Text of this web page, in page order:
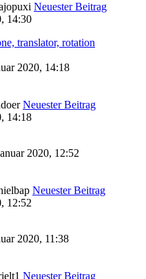
Neuester Beitrag
14:30
translator, rotation
2020, 14:18
Neuester Beitrag
14:18
2020, 12:52
Neuester Beitrag
12:52
2020, 11:38
Neuester Beitrag